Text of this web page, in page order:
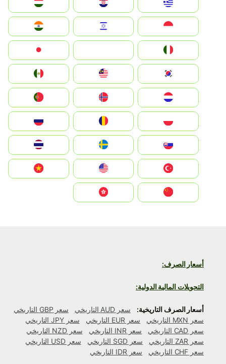
Hrvatska
Magyarország
Indonesia
South Korea
Nederland
Portugal
România
Slovensko
United States
Vietnam
أسعار الصرف:
التحويلات المالية الدولية:
أسعار الصرف التاريخية: سعر AUD التاريخي
سعر GBP التاريخي
سعر MXN التاريخي
سعر EUR التاريخي
سعر JPY التاريخي
سعر CAD التاريخي
سعر INR التاريخي
سعر NZD التاريخي
سعر ZAR التاريخي
سعر SGD التاريخي
سعر USD التاريخي
سعر CHF التاريخي
سعر IDR التاريخي